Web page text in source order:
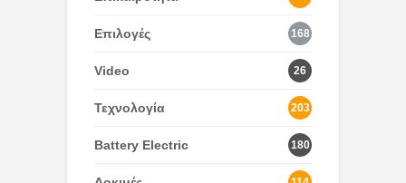
Επιλογές 168
Video 26
Τεχνολογία 203
Battery Electric 180